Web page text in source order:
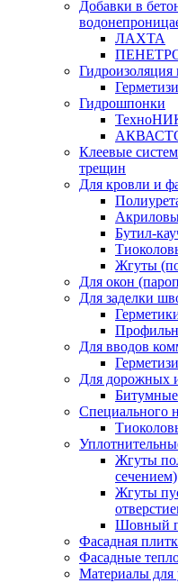
Добавки в
ЛАХТА
Гидрошпонки
Клеевые
трещин
Для кровли и
Бутил-
Жгуты
Для окон
Для заделки
Для вводов
Для дорожных
Битумные
Специального
Жгуты
сечением)
Жгуты
Шовный
Фасадная
Фасадные
Материалы для